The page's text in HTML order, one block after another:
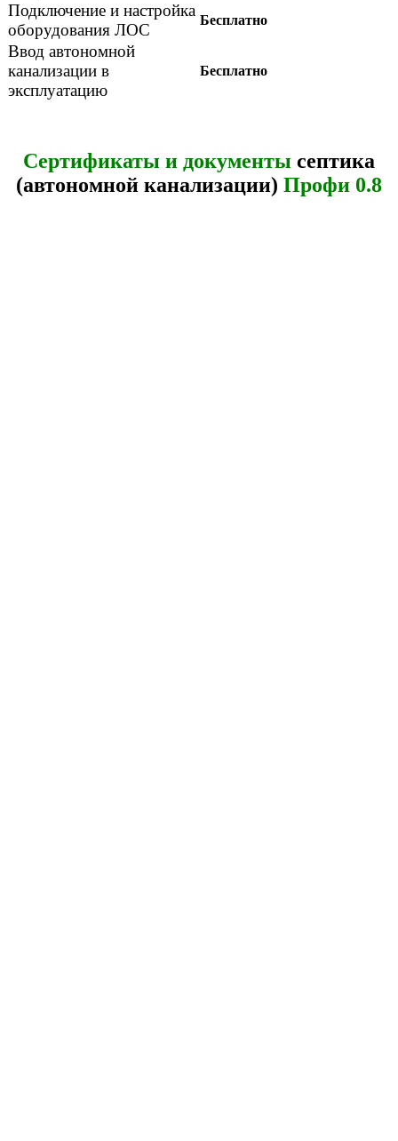
Подключение и настройка
оборудования ЛОС
Бесплатно
Ввод автономной
канализации в
эксплуатацию
Бесплатно
Сертификаты и документы септика
(автономной канализации) Профи 0.8